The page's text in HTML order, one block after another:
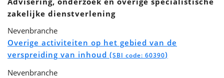
zakelijke dienstverlening
Nevenbranche
Overige activiteiten op het gebied van de
verspreiding van inhoud (SBI code: 60390)
Nevenbranche